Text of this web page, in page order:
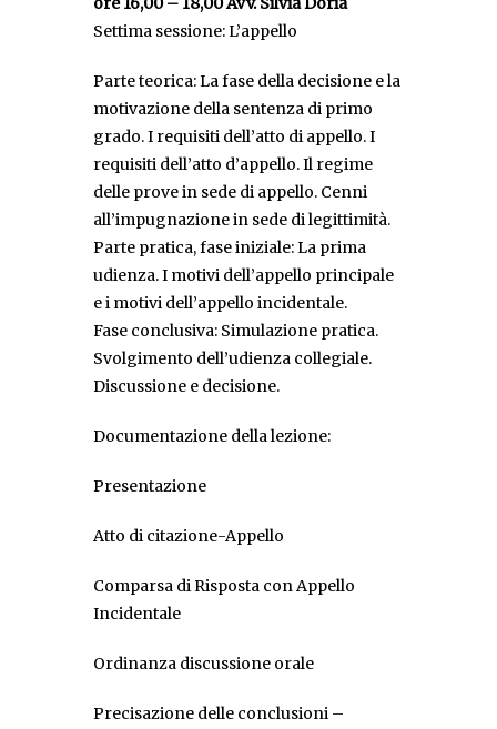
Settima sessione: L’appello
Parte teorica: La fase della decisione e la
motivazione della sentenza di primo
grado. I requisiti dell’atto di appello. I
requisiti dell’atto d’appello. Il regime
delle prove in sede di appello. Cenni
all’impugnazione in sede di legittimità.
Parte pratica, fase iniziale: La prima
udienza. I motivi dell’appello principale
e i motivi dell’appello incidentale.
Fase conclusiva: Simulazione pratica.
Svolgimento dell’udienza collegiale.
Discussione e decisione.
Documentazione della lezione:
Presentazione
Atto di citazione-Appello
Comparsa di Risposta con Appello
Incidentale
Ordinanza discussione orale
Precisazione delle conclusioni –